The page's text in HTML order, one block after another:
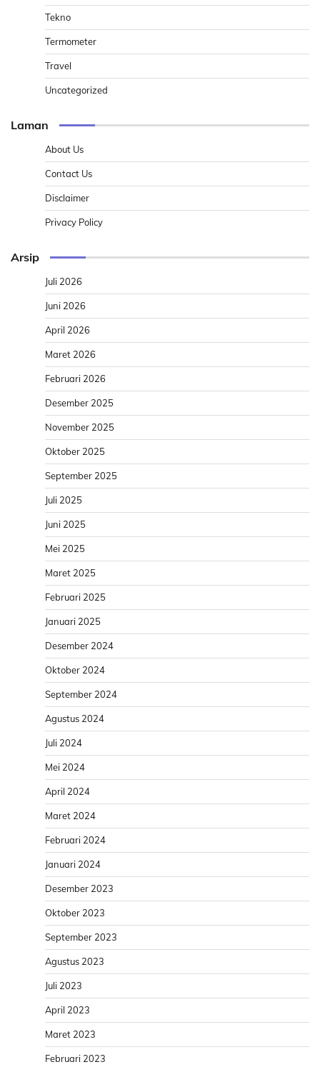
Tekno
Termometer
Travel
Uncategorized
Laman
About Us
Contact Us
Disclaimer
Privacy Policy
Arsip
Juli 2026
Juni 2026
April 2026
Maret 2026
Februari 2026
Desember 2025
November 2025
Oktober 2025
September 2025
Juli 2025
Juni 2025
Mei 2025
Maret 2025
Februari 2025
Januari 2025
Desember 2024
Oktober 2024
September 2024
Agustus 2024
Juli 2024
Mei 2024
April 2024
Maret 2024
Februari 2024
Januari 2024
Desember 2023
Oktober 2023
September 2023
Agustus 2023
Juli 2023
April 2023
Maret 2023
Februari 2023